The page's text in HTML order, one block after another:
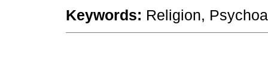
Keywords: Religion,